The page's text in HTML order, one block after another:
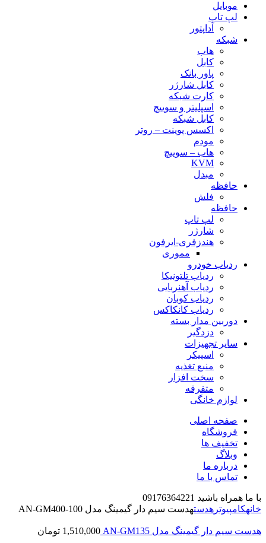
موبایل
لپ تاپ
آداپتور
شبکه
هاب
کابل
پاور بانک
کابل شارژر
کارت شبکه
اسپلیتر و سوییچ
کابل شبکه
اکسس پوینت – روتر
مودم
هاب – سوییچ
KVM
مبدل
حافظه
فلش
حافظه
لپ تاپ
شارژر
هندزفری-ایرفون
مموری
ردیاب خودرو
ردیاب تلتونیکا
ردیاب آهنربایی
ردیاب کوبان
ردیاب کانکاکس
دوربین مدار بسته
دزدگیر
سایر تجهیزات
اسپیکر
منبع تغذیه
سخت افزار
متفرقه
لوازم خانگی
صفحه اصلی
فروشگاه
تخفیف ها
وبلاگ
درباره ما
تماس با ما
با ما همراه باشید 09176364221
خانهکامپیوتر هدستهدست سیم دار گیمینگ مدل AN-GM400-100
هدست سیم دار گیمینگ مدل AN-GM135 1,510,000 تومان